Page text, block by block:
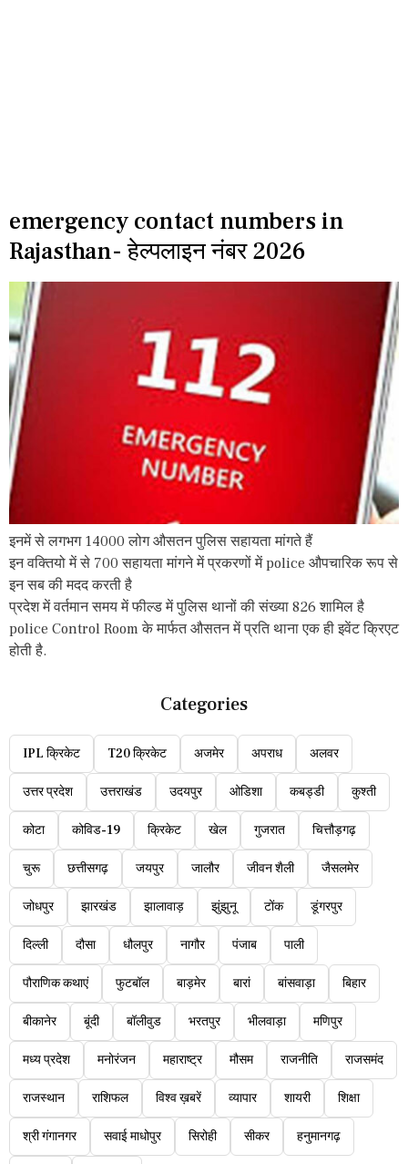
emergency contact numbers in
Rajasthan- हेल्पलाइन नंबर 2026
इनमें से लगभग 14000 लोग औसतन पुलिस सहायता मांगते हैं
इन वक्तियो में से 700 सहायता मांगने में प्रकरणों में police औपचारिक रूप से
इन सब की मदद करती है
प्रदेश में वर्तमान समय में फील्ड में पुलिस थानों की संख्या 826 शामिल है
police Control Room के मार्फत औसतन में प्रति थाना एक ही इवेंट क्रिएट
होती है.
Categories
IPL क्रिकेट T20 क्रिकेट अजमेर अपराध अलवर
उत्तर प्रदेश उत्तराखंड उदयपुर ओडिशा कबड्डी कुश्ती
कोटा कोविड-19 क्रिकेट खेल गुजरात चित्तौड़गढ़
चुरू छत्तीसगढ़ जयपुर जालौर जीवन शैली जैसलमेर
जोधपुर झारखंड झालावाड़ झुंझुनू टोंक डूंगरपुर
दिल्ली दौसा धौलपुर नागौर पंजाब पाली
पौराणिक कथाएं फुटबॉल बाड़मेर बारां बांसवाड़ा बिहार
बीकानेर बूंदी बॉलीवुड भरतपुर भीलवाड़ा मणिपुर
मध्य प्रदेश मनोरंजन महाराष्ट्र मौसम राजनीति राजसमंद
राजस्थान राशिफल विश्व ख़बरें व्यापार शायरी शिक्षा
श्री गंगानगर सवाई माधोपुर सिरोही सीकर हनुमानगढ़